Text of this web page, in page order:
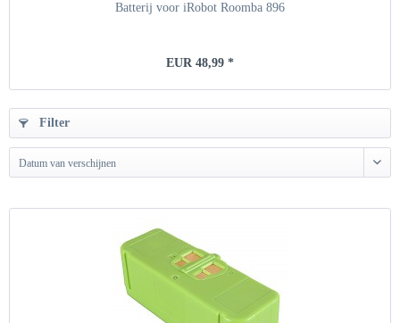
Batterij voor iRobot Roomba 896
EUR 48,99 *
Filter
Datum van verschijnen